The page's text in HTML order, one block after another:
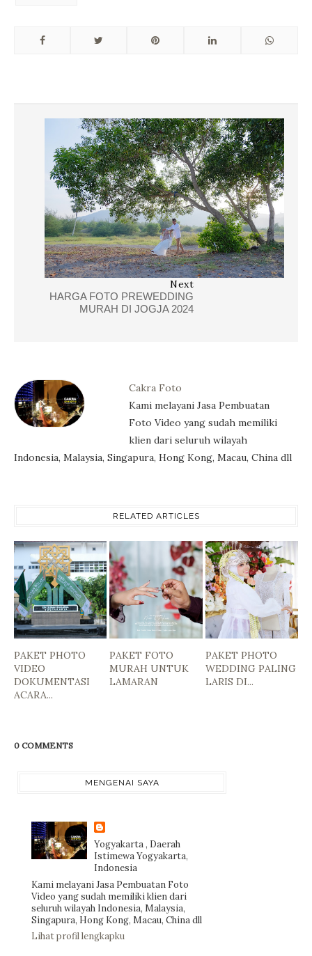
Next
HARGA FOTO PREWEDDING
MURAH DI JOGJA 2024
Cakra Foto
Kami melayani Jasa Pembuatan
Foto Video yang sudah memiliki
klien dari seluruh wilayah
Indonesia, Malaysia, Singapura, Hong Kong, Macau, China dll
RELATED ARTICLES
PAKET PHOTO
VIDEO
DOKUMENTASI
ACARA...
PAKET FOTO
MURAH UNTUK
LAMARAN
PAKET PHOTO
WEDDING PALING
LARIS DI...
0 COMMENTS
MENGENAI SAYA
Yogyakarta , Daerah
Istimewa Yogyakarta,
Indonesia
Kami melayani Jasa Pembuatan Foto
Video yang sudah memiliki klien dari
seluruh wilayah Indonesia, Malaysia,
Singapura, Hong Kong, Macau, China dll
Lihat profil lengkapku